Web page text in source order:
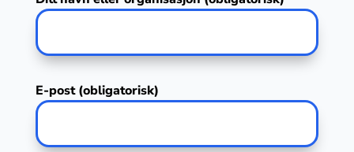
E-post (obligatorisk)